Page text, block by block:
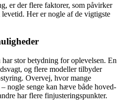
er der flere faktorer, som påvirker
Her er nogle af de vigtigste
stor betydning for oplevelsen. En
og flere modeller tilbyder
Overvej, hvor mange
nogle senge kan hæve både hoved-
har flere finjusteringspunkter.